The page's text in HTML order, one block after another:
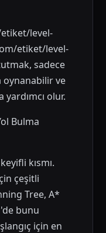
level-
etiket/level-
sadece
oynanabilir ve
olur.
Bulma
kısmı.
çeşitli
Tree, A*
bunu
için en